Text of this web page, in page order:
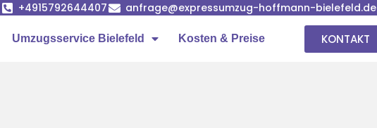
+4915792644407 anfrage@expressumzug-hoffmann-bielefeld.de
Umzugsservice Bielefeld Kosten & Preise KONTAKT